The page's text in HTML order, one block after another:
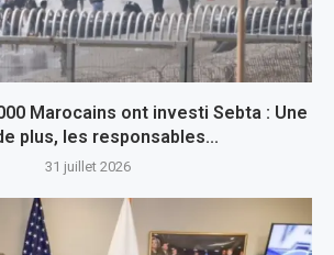
Marocains ont investi Sebta : Une
plus, les responsables...
31 juillet 2026